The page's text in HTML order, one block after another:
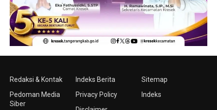
Redaksi & Kontak
Pedoman Media
Siber
Indeks Berita
Privacy Policy
Sitemap
Indeks